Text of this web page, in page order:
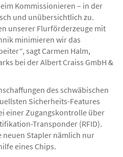
Kommissionieren – in der
und unübersichtlich zu.
unserer Flurförderzeuge mit
minimieren wir das
sagt Carmen Halm,
bei der Albert Craiss GmbH &
des schwäbischen
Sicherheits-Features
einer Zugangskontrolle über
Transponder (RFID).
neuen Stapler nämlich nur
eines Chips.